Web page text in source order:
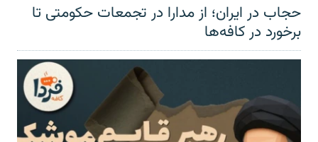
حجاب در ایران؛ از مدارا در تجمعات حکومتی تا
برخورد در کافه‌ها